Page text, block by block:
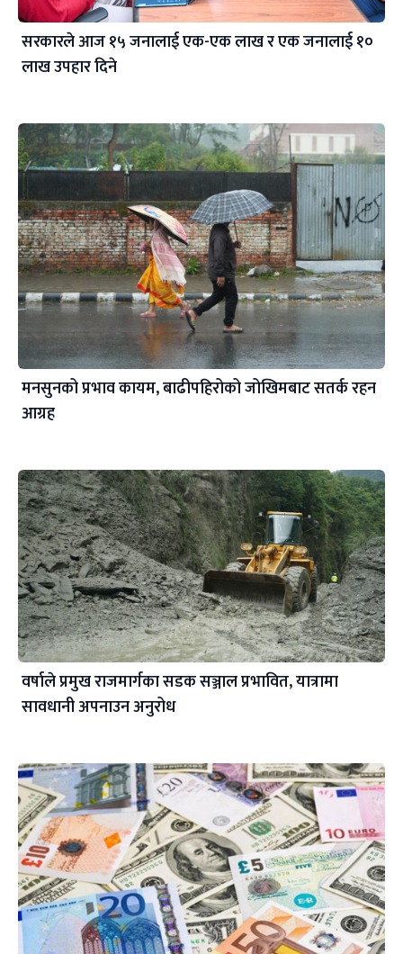
सरकारले आज १५ जनालाई एक-एक लाख र एक जनालाई १०
लाख उपहार दिने
मनसुनको प्रभाव कायम, बाढीपहिरोको जोखिमबाट सतर्क रहन
आग्रह
वर्षाले प्रमुख राजमार्गका सडक सञ्जाल प्रभावित, यात्रामा
सावधानी अपनाउन अनुरोध